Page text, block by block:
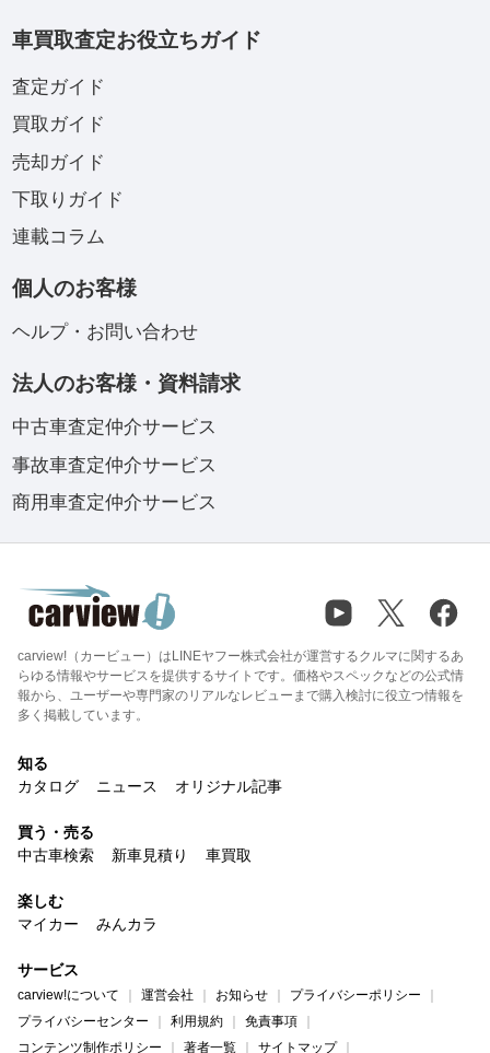
車買取査定お役立ちガイド
査定ガイド
買取ガイド
売却ガイド
下取りガイド
連載コラム
個人のお客様
ヘルプ・お問い合わせ
法人のお客様・資料請求
中古車査定仲介サービス
事故車査定仲介サービス
商用車査定仲介サービス
carview!（カービュー）はLINEヤフー株式会社が運営するクルマに関するあ
らゆる情報やサービスを提供するサイトです。価格やスペックなどの公式情
報から、ユーザーや専門家のリアルなレビューまで購入検討に役立つ情報を
多く掲載しています。
知る
カタログ
ニュース オリジナル記事
買う・売る
中古車検索
新車見積り 車買取
楽しむ
マイカー
みんカラ
サービス
carview!について 運営会社 お知らせ
プライバシーポリシー
プライバシーセンター
利用規約
免責事項
コンテンツ制作ポリシー
著者一覧 サイトマップ